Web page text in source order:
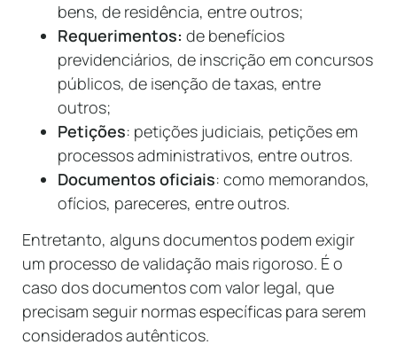
bens, de residência, entre outros;
Requerimentos: de benefícios
previdenciários, de inscrição em concursos
públicos, de isenção de taxas, entre
outros;
Petições: petições judiciais, petições em
processos administrativos, entre outros.
Documentos oficiais: como memorandos,
ofícios, pareceres, entre outros.
Entretanto, alguns documentos podem exigir
um processo de validação mais rigoroso. É o
caso dos documentos com valor legal, que
precisam seguir normas específicas para serem
considerados autênticos.